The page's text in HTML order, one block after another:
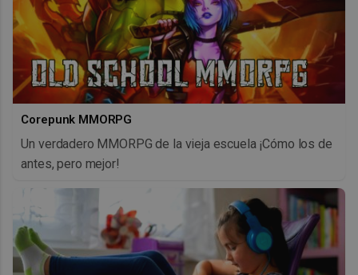
Corepunk MMORPG
Un verdadero MMORPG de la vieja escuela ¡Cómo los de
antes, pero mejor!